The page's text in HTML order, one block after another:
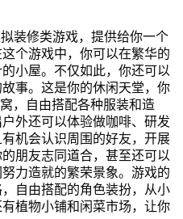
装修类游戏，提供给你一个
个游戏中，你可以在繁华的
小屋。不仅如此，你还可以
事。这是你的休闲天堂，你
，自由搭配各种服装和造
外还可以体验做咖啡、研发
机会认识周围的好友，开展
朋友志同道合，甚至还可以
力造就的繁荣景象。游戏的
自由搭配的角色装扮，从小
植物小铺和闲菜市场，让你